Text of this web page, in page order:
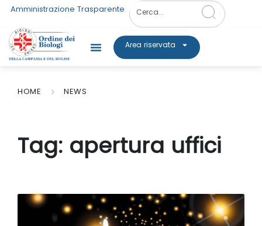
Amministrazione Trasparente
Area riservata
HOME NEWS
Tag: apertura uffici